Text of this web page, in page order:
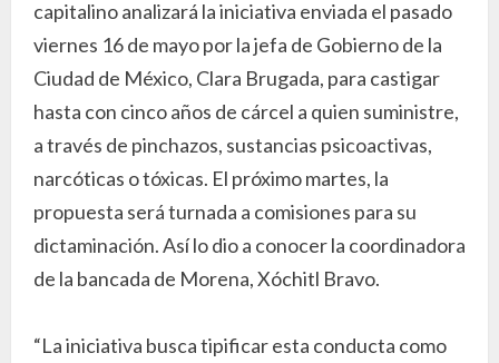
capitalino analizará la iniciativa enviada el pasado
viernes 16 de mayo por la jefa de Gobierno de la
Ciudad de México, Clara Brugada, para castigar
hasta con cinco años de cárcel a quien suministre,
a través de pinchazos, sustancias psicoactivas,
narcóticas o tóxicas. El próximo martes, la
propuesta será turnada a comisiones para su
dictaminación. Así lo dio a conocer la coordinadora
de la bancada de Morena, Xóchitl Bravo.
“La iniciativa busca tipificar esta conducta como